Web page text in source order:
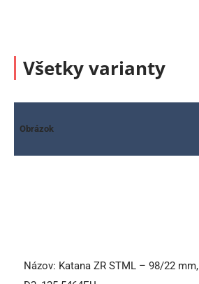
Všetky varianty
Obrázok
Názov: Katana ZR STML – 98/22 mm,